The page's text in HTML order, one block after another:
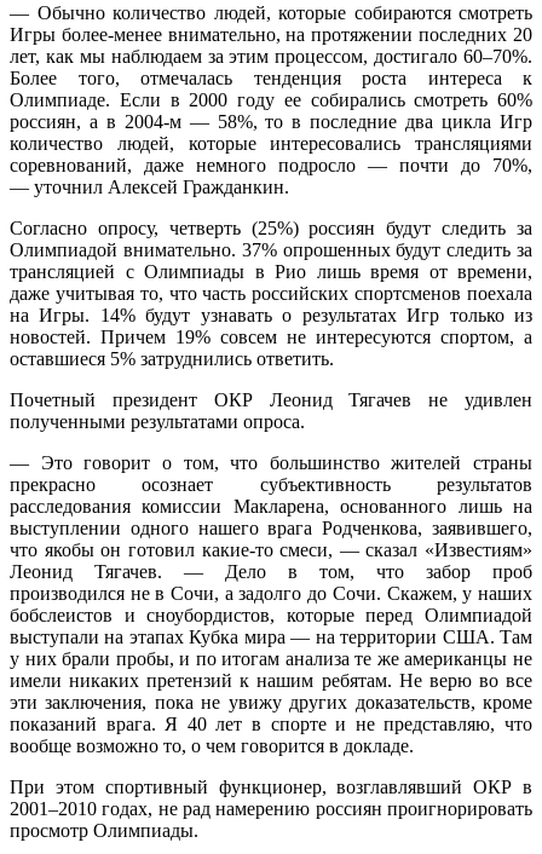
— Обычно количество людей, которые собираются смотреть
Игры более-менее внимательно, на протяжении последних 20
лет, как мы наблюдаем за этим процессом, достигало 60–70%.
Более того, отмечалась тенденция роста интереса к
Олимпиаде. Если в 2000 году ее собирались смотреть 60%
россиян, а в 2004-м — 58%, то в последние два цикла Игр
количество людей, которые интересовались трансляциями
соревнований, даже немного подросло — почти до 70%,
— уточнил Алексей Гражданкин.
Согласно опросу, четверть (25%) россиян будут следить за
Олимпиадой внимательно. 37% опрошенных будут следить за
трансляцией с Олимпиады в Рио лишь время от времени,
даже учитывая то, что часть российских спортсменов поехала
на Игры. 14% будут узнавать о результатах Игр только из
новостей. Причем 19% совсем не интересуются спортом, а
оставшиеся 5% затруднились ответить.
Почетный президент ОКР Леонид Тягачев не удивлен
полученными результатами опроса.
— Это говорит о том, что большинство жителей страны
прекрасно осознает субъективность результатов
расследования комиссии Макларена, основанного лишь на
выступлении одного нашего врага Родченкова, заявившего,
что якобы он готовил какие-то смеси, — сказал «Известиям»
Леонид Тягачев. — Дело в том, что забор проб
производился не в Сочи, а задолго до Сочи. Скажем, у наших
бобслеистов и сноубордистов, которые перед Олимпиадой
выступали на этапах Кубка мира — на территории США. Там
у них брали пробы, и по итогам анализа те же американцы не
имели никаких претензий к нашим ребятам. Не верю во все
эти заключения, пока не увижу других доказательств, кроме
показаний врага. Я 40 лет в спорте и не представляю, что
вообще возможно то, о чем говорится в докладе.
При этом спортивный функционер, возглавлявший ОКР в
2001–2010 годах, не рад намерению россиян проигнорировать
просмотр Олимпиады.